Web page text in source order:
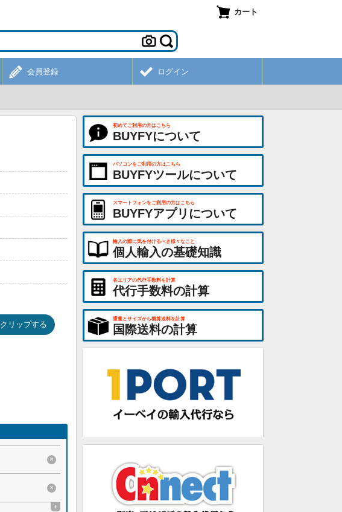
カート
会員登録 ログイン
クリップする
×
×
+
初めてご利用の方はこちら
BUYFYについて
パソコンをご利用の方はこちら
BUYFYツールについて
スマートフォンをご利用の方はこちら
BUYFYアプリについて
輸入の際に気を付けるべき様々なこと
個人輸入の基礎知識
各エリアの代行手数料を計算
代行手数料の計算
重量とサイズから概算送料を計算
国際送料の計算